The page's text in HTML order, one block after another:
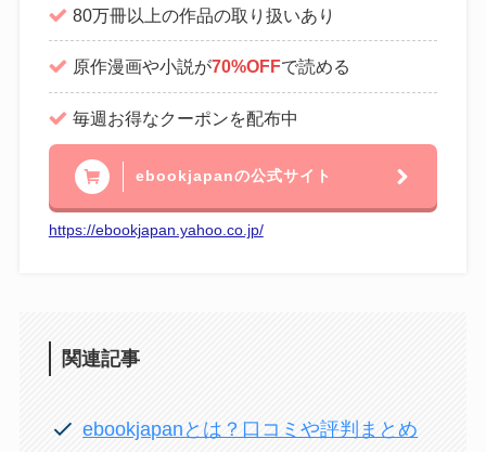
80万冊以上の作品の取り扱いあり
原作漫画や小説が70%OFFで読める
毎週お得なクーポンを配布中
ebookjapanの公式サイト
https://ebookjapan.yahoo.co.jp/
関連記事
ebookjapanとは？口コミや評判まとめ